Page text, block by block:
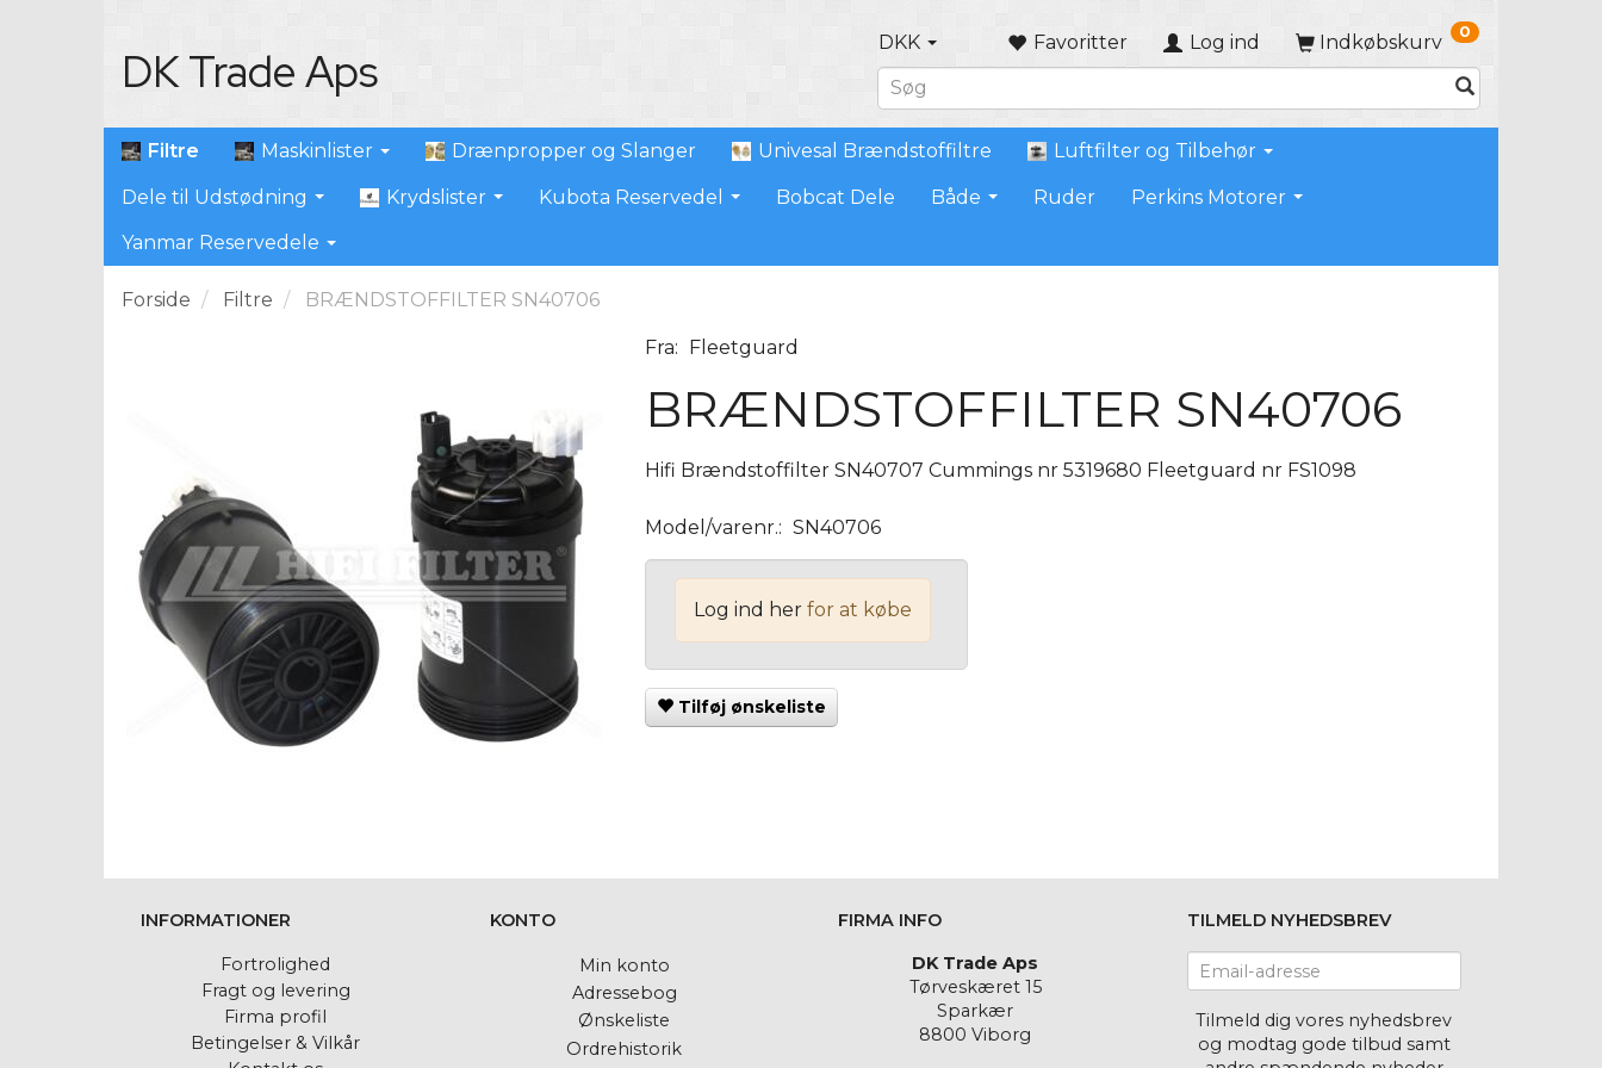
DK Trade Aps
Indkøbskurv 0
DKK Favoritter Log ind
Filtre Maskinlister Drænpropper og Slanger Univesal Brændstoffiltre Luftfilter og Tilbehør
Dele til Udstødning Krydslister Kubota Reservedel Bobcat Dele Både Ruder Perkins Motorer
Yanmar Reservedele
Forside Filtre BRÆNDSTOFFILTER SN40706
Fra: Fleetguard
BRÆNDSTOFFILTER SN40706
Hifi Brændstoffilter SN40707 Cummings nr 5319680 Fleetguard nr FS1098
Model/varenr.: SN40706
Log ind herfor at købe
Tilføj ønskeliste
INFORMATIONER
Fortrolighed
Fragt og levering
Firma profil
Betingelser & Vilkår
KONTO
Min konto
Adressebog
Ønskeliste
Ordrehistorik
FIRMA INFO
DK Trade Aps
Tørveskæret 15
Sparkær
8800 Viborg
TILMELD NYHEDSBREV
adresse
Tilmeld dig vores nyhedsbrev
og modtag gode tilbud samt